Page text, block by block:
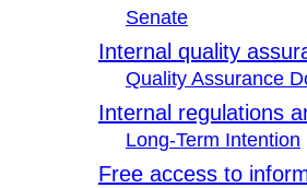
Senate
Internal quality
Quality Assurance
Internal regulations
Long-Term Intention
Free access to